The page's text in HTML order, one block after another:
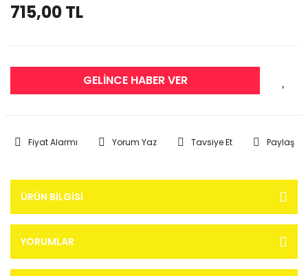
715,00 TL
GELİNCE HABER VER
Fiyat Alarmı Yorum Yaz Tavsiye Et Paylaş
ÜRÜN BILGISI
YORUMLAR